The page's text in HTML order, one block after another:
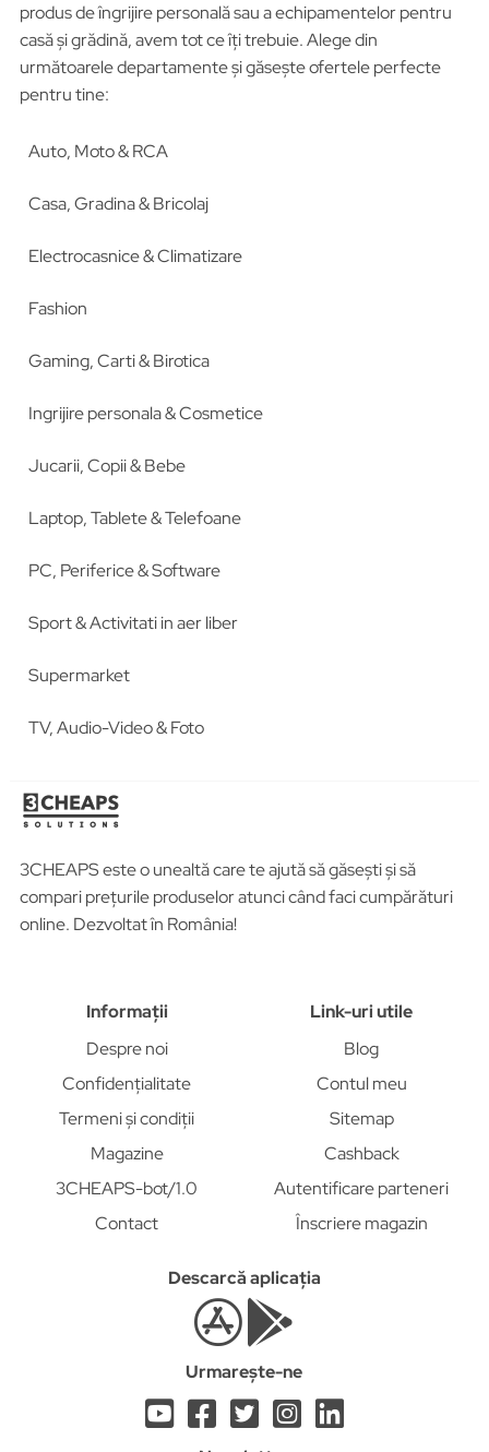
produs de îngrijire personală sau a echipamentelor pentru
casă și grădină, avem tot ce îți trebuie. Alege din
următoarele departamente și găsește ofertele perfecte
pentru tine:
Auto, Moto & RCA
Casa, Gradina & Bricolaj
Electrocasnice & Climatizare
Fashion
Gaming, Carti & Birotica
Ingrijire personala & Cosmetice
Jucarii, Copii & Bebe
Laptop, Tablete & Telefoane
PC, Periferice & Software
Sport & Activitati in aer liber
Supermarket
TV, Audio-Video & Foto
3CHEAPS este o unealtă care te ajută să găsești și să
compari prețurile produselor atunci când faci cumpărături
online. Dezvoltat în România!
Informații
Despre noi
Confidențialitate
Termeni și condiții
Magazine
3CHEAPS-bot/1.0
Contact
Link-uri utile
Blog
Contul meu
Sitemap
Cashback
Autentificare parteneri
Înscriere magazin
Descarcă aplicația
Urmarește-ne